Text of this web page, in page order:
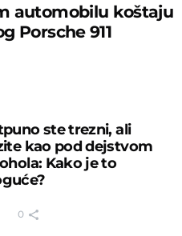
automobilu koštaju
Porsche 911
ste trezni, ali
kao pod dejstvom
Kako je to
0